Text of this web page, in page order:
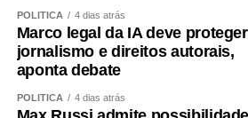
demonstraram enorme dificuldade
significado desses princípios – o
apodrecer a boa política.
Aceitei o convite para integrar, como
governador, a chapa liderada pelo
POLÍTICA 4 dias atrás
Marco legal da IA deve proteger
jornalismo e direitos autorais,
aponta debate
POLÍTICA 4 dias atrás